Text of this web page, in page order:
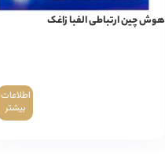
هوش‌ چین ارتباطی الفبا زاغک
اطلاعات
بیشتر